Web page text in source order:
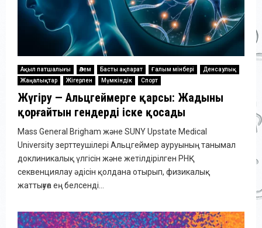
Ақыл патшалығы Әлем Басты ақпарат Ғалым мінбері
Денсаулық
Жаңалықтар
Жігерлен Мүмкіндік Спорт
Жүгіру — Альцгеймерге қарсы: Жадыны
қорғайтын гендерді іске қосады
Mass General Brigham және SUNY Upstate Medical
University зерттеушілері Альцгеймер ауруының танымал
доклиникалық үлгісін және жетілдірілген РНҚ
секвенциялау әдісін қолдана отырып, физикалық
жаттығуға ең белсенді...